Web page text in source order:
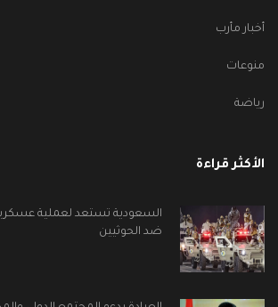
أخبار مأرب
منوعات
رياضة
الأكثر قراءة
السعودية تستعد لعملية
ضد الحوثيين